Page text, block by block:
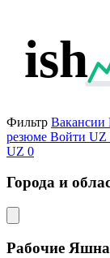
ish
Фильтр Вакансии
резюме Войти UZ
UZ 0
Города и
Рабочие